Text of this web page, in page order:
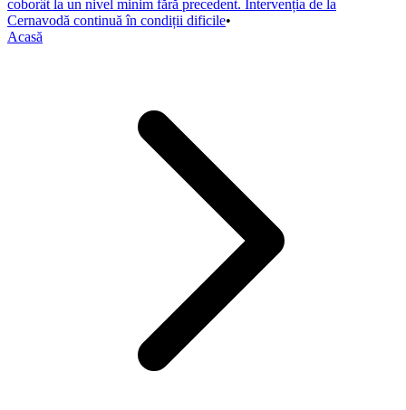
coborât la un nivel minim fără precedent. Intervenția de la
Cernavodă continuă în condiții dificile•
Acasă